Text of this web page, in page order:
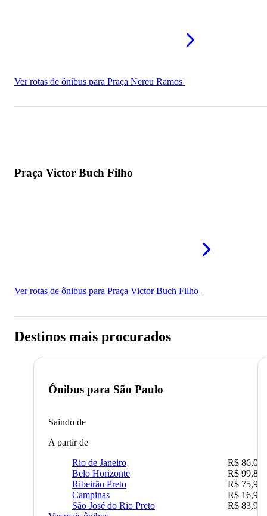
Ver rotas de ônibus para Praça Nereu Ramos
Praça Victor Buch Filho
Ver rotas de ônibus para Praça Victor Buch Filho
Destinos mais procurados
Ônibus para São Paulo
Saindo de
A partir de
Rio de Janeiro
R$ 86,00
Belo Horizonte
R$ 99,89
Ribeirão Preto
R$ 75,90
Campinas
R$ 16,90
São José do Rio Preto
R$ 83,90